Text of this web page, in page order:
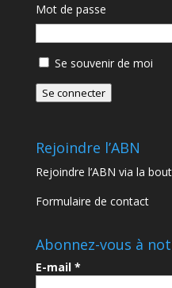
Mot de passe
Se souvenir de moi
Se connecter
Rejoindre l’ABN
Rejoindre l’ABN via la
Formulaire de contact
Abonnez-vous à
E-mail *